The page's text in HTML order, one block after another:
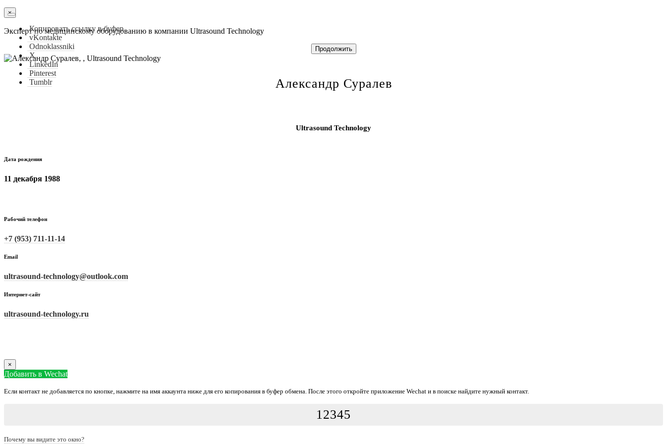
Копировать ссылку в буфер
vKontakte
Odnoklassniki
X
LinkedIn
Pinterest
Tumblr
×
Эксперт по медицинскому оборудованию в компании Ultrasound Technology
Продолжить
Александр Суралев
Ultrasound Technology
Дата рождения
11 декабря 1988
Рабочий телефон
+7 (953) 711-11-14
Email
ultrasound-technology@outlook.com
Интернет-сайт
ultrasound-technology.ru
×
Добавить в Wechat
Если контакт не добавляется по кнопке, нажмите на имя аккаунта ниже для его копирования в буфер обмена. После этого откройте приложение Wechat и в поиске найдите нужный контакт.
12345
Почему вы видите это окно?